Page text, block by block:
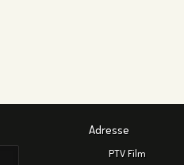
Adresse
PTV Film